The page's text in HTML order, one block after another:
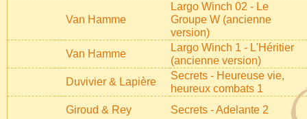
Van Hamme
Largo Winch 02 - Le
Groupe W (ancienne
version)
Van Hamme
Largo Winch 1 - L'Héritier
(ancienne version)
Duvivier & Lapière
Secrets - Heureuse vie,
heureux combats 1
Giroud & Rey
Secrets - Adelante 2